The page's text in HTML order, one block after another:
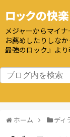
ロックの快楽
メジャーからマイ
お薦めしたりしな
最強のロック』より
ホーム ディ